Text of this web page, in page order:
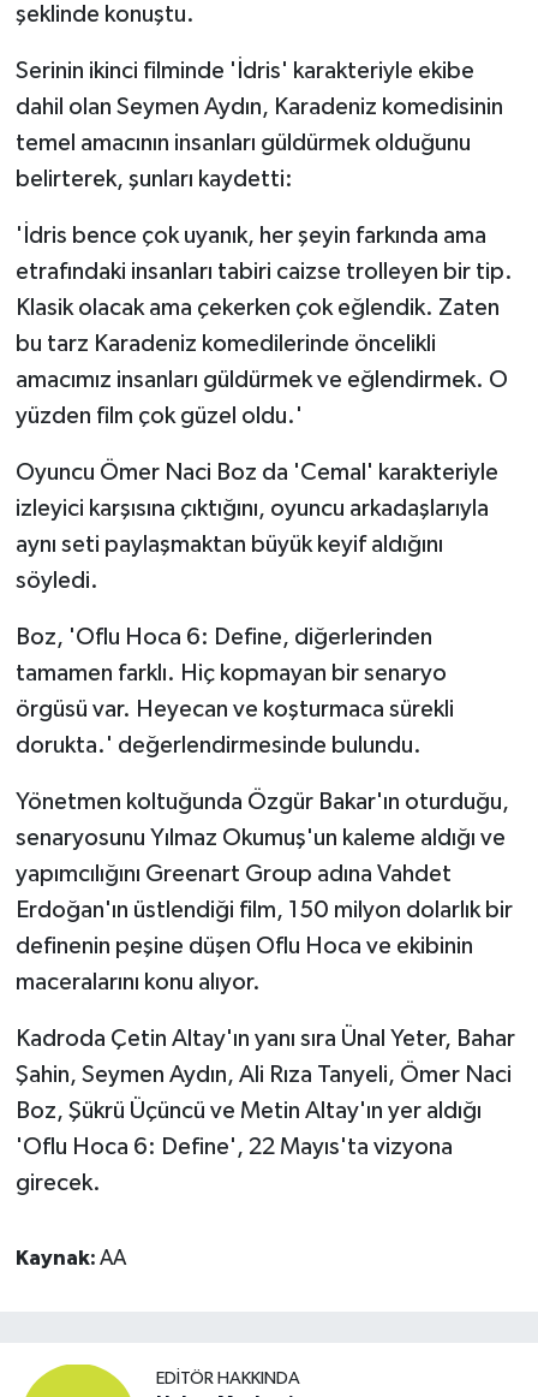
şeklinde konuştu.
Serinin ikinci filminde 'İdris' karakteriyle ekibe
dahil olan Seymen Aydın, Karadeniz komedisinin
temel amacının insanları güldürmek olduğunu
belirterek, şunları kaydetti:
'İdris bence çok uyanık, her şeyin farkında ama
etrafındaki insanları tabiri caizse trolleyen bir tip.
Klasik olacak ama çekerken çok eğlendik. Zaten
bu tarz Karadeniz komedilerinde öncelikli
amacımız insanları güldürmek ve eğlendirmek. O
yüzden film çok güzel oldu.'
Oyuncu Ömer Naci Boz da 'Cemal' karakteriyle
izleyici karşısına çıktığını, oyuncu arkadaşlarıyla
aynı seti paylaşmaktan büyük keyif aldığını
söyledi.
Boz, 'Oflu Hoca 6: Define, diğerlerinden
tamamen farklı. Hiç kopmayan bir senaryo
örgüsü var. Heyecan ve koşturmaca sürekli
dorukta.' değerlendirmesinde bulundu.
Yönetmen koltuğunda Özgür Bakar'ın oturduğu,
senaryosunu Yılmaz Okumuş'un kaleme aldığı ve
yapımcılığını Greenart Group adına Vahdet
Erdoğan'ın üstlendiği film, 150 milyon dolarlık bir
definenin peşine düşen Oflu Hoca ve ekibinin
maceralarını konu alıyor.
Kadroda Çetin Altay'ın yanı sıra Ünal Yeter, Bahar
Şahin, Seymen Aydın, Ali Rıza Tanyeli, Ömer Naci
Boz, Şükrü Üçüncü ve Metin Altay'ın yer aldığı
'Oflu Hoca 6: Define', 22 Mayıs'ta vizyona
girecek.
Kaynak: AA
EDITÖR HAKKINDA